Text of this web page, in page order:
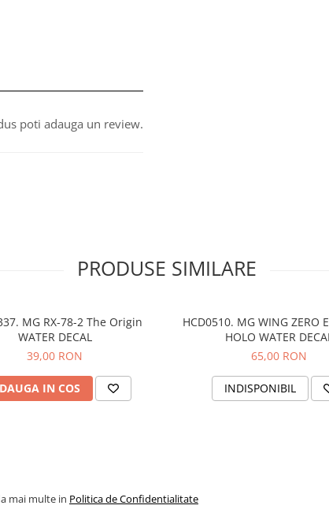
poti adauga un review.
PRODUSE SIMILARE
MG RX-78-2 The Origin
WATER DECAL
39,00 RON
IN COS
HCD0510. MG WING ZERO
HOLO WATER
65,00 RON
INDISPONIBIL
mai multe in Politica de Confidentialitate